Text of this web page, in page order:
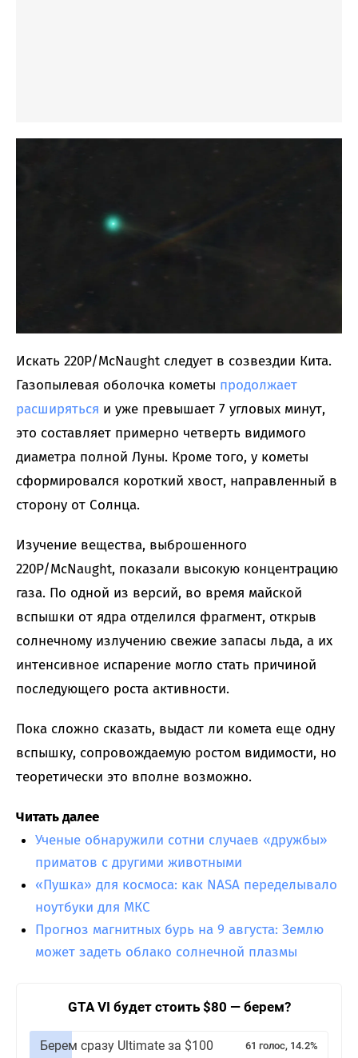
Искать 220P/McNaught следует в созвездии Кита.
Газопылевая оболочка кометы продолжает
расширяться и уже превышает 7 угловых минут,
это составляет примерно четверть видимого
диаметра полной Луны. Кроме того, у кометы
сформировался короткий хвост, направленный в
сторону от Солнца.
Изучение вещества, выброшенного
220P/McNaught, показали высокую концентрацию
газа. По одной из версий, во время майской
вспышки от ядра отделился фрагмент, открыв
солнечному излучению свежие запасы льда, а их
интенсивное испарение могло стать причиной
последующего роста активности.
Пока сложно сказать, выдаст ли комета еще одну
вспышку, сопровождаемую ростом видимости, но
теоретически это вполне возможно.
Читать далее
Ученые обнаружили сотни случаев «дружбы»
приматов с другими животными
«Пушка» для космоса: как NASA переделывало
ноутбуки для МКС
Прогноз магнитных бурь на 9 августа: Землю
может задеть облако солнечной плазмы
GTA VI будет стоить $80 — берем?
Берем сразу Ultimate за $100 61 голос, 14.2%